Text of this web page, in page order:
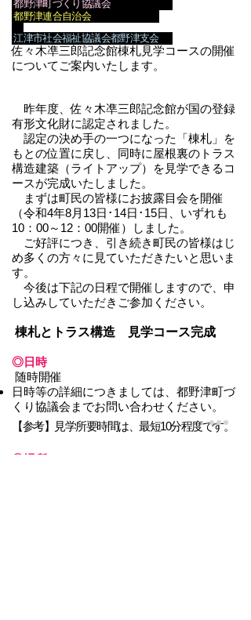
都野津町づくり協議会
都野津連合自治会
江津市社会福祉協議会都野津支会
佐々木凖三郎記念館棟札見学コースの開催
についてご案内いたします。
昨年度、佐々木凖三郎記念館が国の登録
有形文化財に認定されました。
認定の決め手の一つになった「棟札」を
もとの位置に戻し、同時に屋根裏のトラス
構造建築（ライトアップ）を見学できるコ
ースが完成いたしました。
まずは町民の皆様にお披露目会を開催
（令和4年8月13日･14日･15日、いずれも
10：00～12：00開催）しました。
ご好評につき、引き続き町民の皆様はじ
め多くの方々に見ていただきたいと思いま
す。
今後は下記の日程で開催しますので、申
し込みしていただきご参加ください。
棟札とトラス構造 見学コース完成
◎日時
随時開催
日時等の詳細につきましては、都野津町づ
くり協議会までお問い合わせください。
【参考】見学所要時間は、最短10分程度です。
◎場所